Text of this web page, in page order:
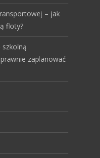
– jak
floty?
zaplanować